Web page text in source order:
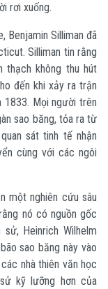
rơi xuống.
Benjamin Silliman đã
Silliman tin rằng
thạch không thu hút
đến khi xảy ra trận
1833. Mọi người trên
sao băng, tỏa ra từ
sát tinh tế nhận
cùng với các ngôi
một nghiên cứu sâu
nó có nguồn gốc
Heinrich Wilhelm
sao băng này vào
nhà thiên văn học
kỹ lưỡng hơn của